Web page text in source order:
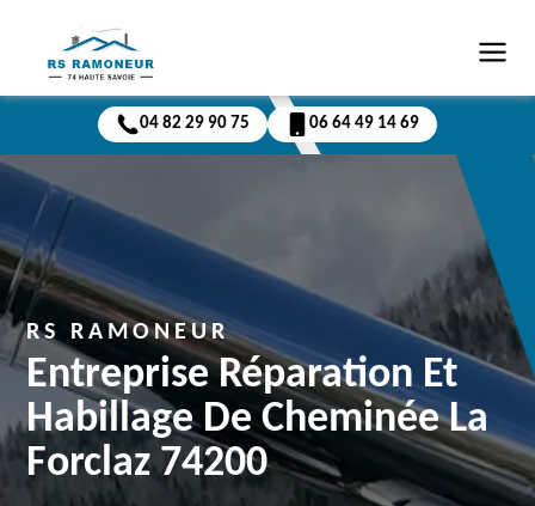
04 82 29 90 75 06 64 49 14 69
RS RAMONEUR
Entreprise Réparation Et
Habillage De Cheminée La
Forclaz 74200